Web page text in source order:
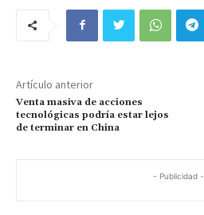
Artículo anterior
Venta masiva de acciones
tecnológicas podría estar lejos
de terminar en China
- Publicidad -